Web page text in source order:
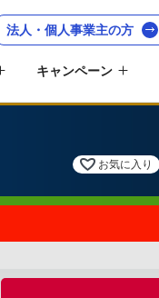
法人・個人事業主の方
キャンペーン
お気に入り